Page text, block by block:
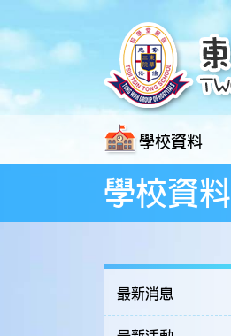
學校資料
學校資料
最新消息